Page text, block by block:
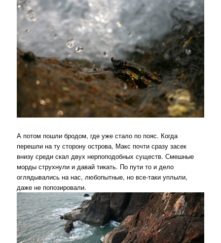
А потом пошли бродом, где уже стало по пояс. Когда
перешли на ту сторону острова, Макс почти сразу засек
внизу среди скал двух нерпоподобных существ. Смешные
морды струхнули и давай тикать. По пути то и дело
оглядывались на нас, любопытные, но все-таки уплыли,
даже не попозировали.